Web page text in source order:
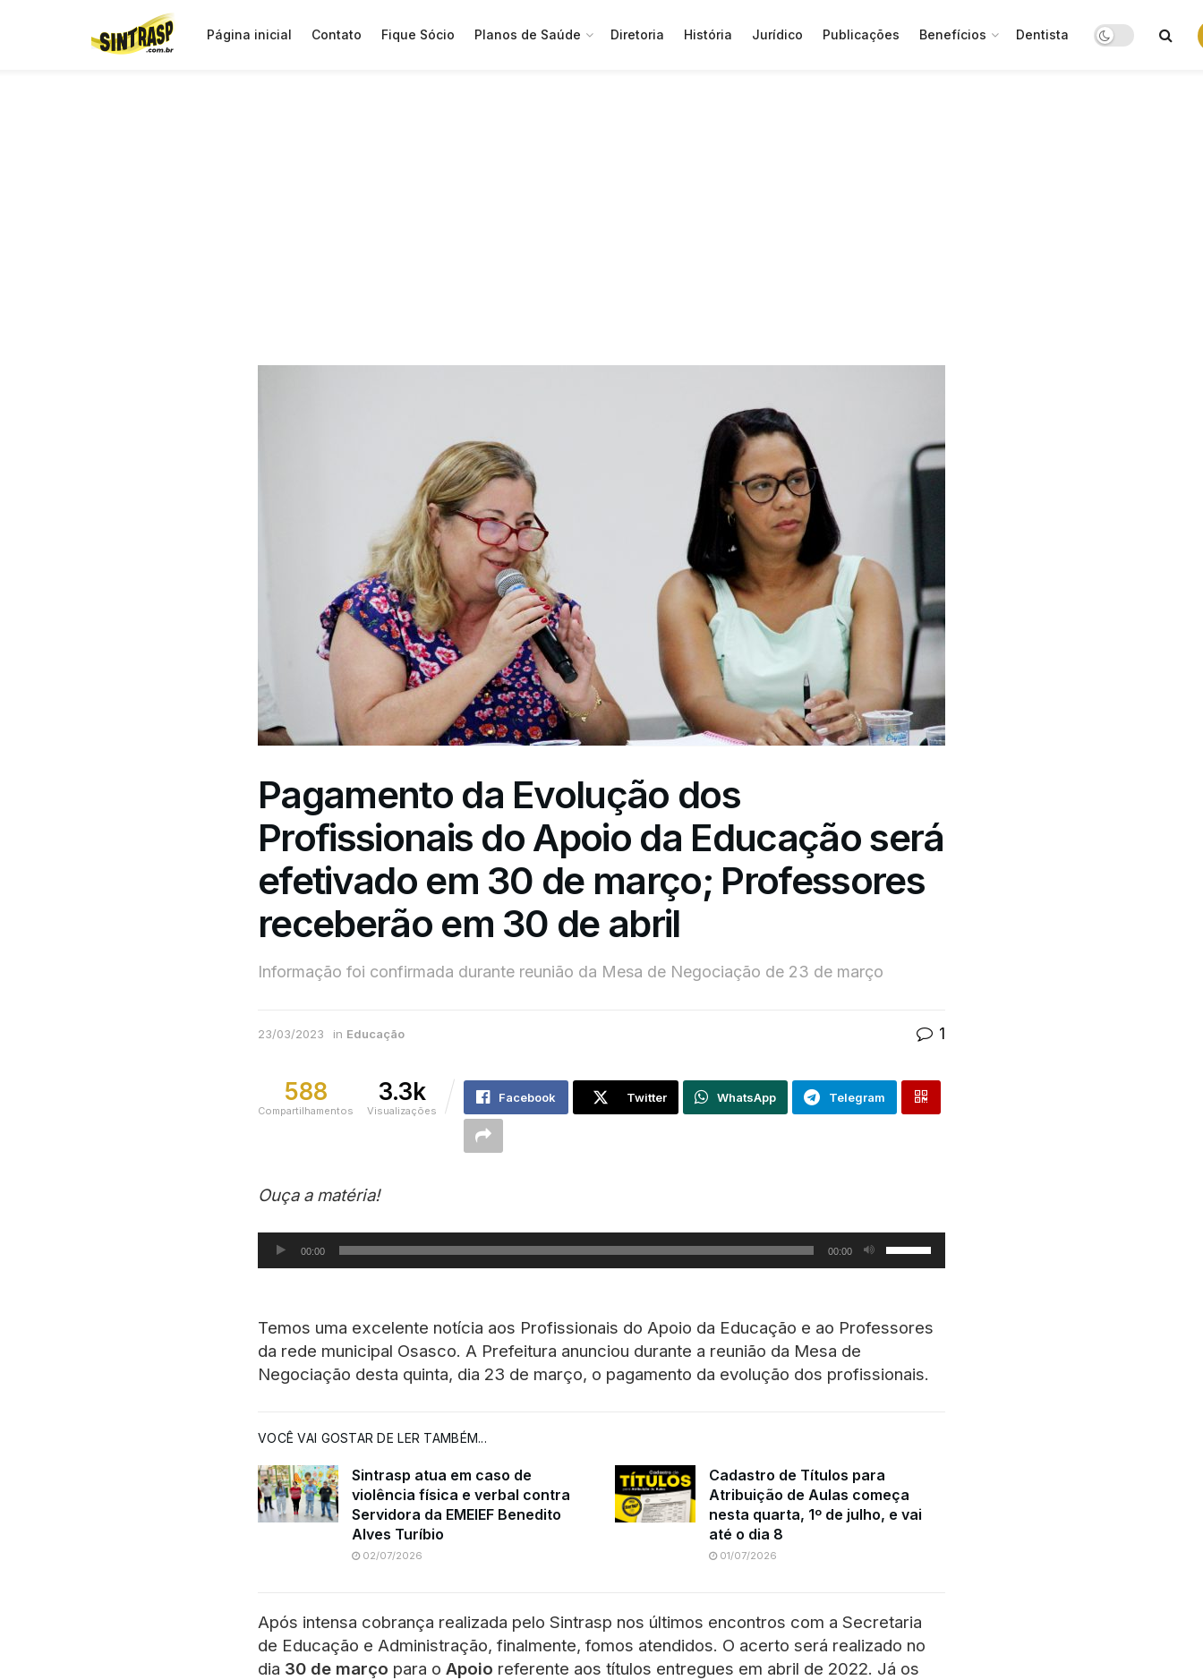
Página inicial Contato Fique Sócio Planos de Saúde Diretoria História Jurídico Publicações Benefícios Dentista
Pagamento da Evolução dos
Profissionais do Apoio da Educação será
efetivado em 30 de março; Professores
receberão em 30 de abril
Informação foi confirmada durante reunião da Mesa de Negociação de 23 de março
23/03/2023 in Educação 1
588
Compartilhamentos
3.3k
Visualizações
Facebook Twitter WhatsApp Telegram
Ouça a matéria!
Tocador de áudio
00:00 00:00
as
cima
para
diminuir
o
Temos uma excelente notícia aos Profissionais do Apoio da Educação e ao Professores
da rede municipal Osasco. A Prefeitura anunciou durante a reunião da Mesa de
Negociação desta quinta, dia 23 de março, o pagamento da evolução dos profissionais.
VOCÊ VAI GOSTAR DE LER TAMBÉM...
Sintrasp atua em caso de
violência física e verbal contra
Servidora da EMEIEF Benedito
Alves Turíbio
02/07/2026
Cadastro de Títulos para
Atribuição de Aulas começa
nesta quarta, 1º de julho, e vai
até o dia 8
01/07/2026
Após intensa cobrança realizada pelo Sintrasp nos últimos encontros com a Secretaria
de Educação e Administração, finalmente, fomos atendidos. O acerto será realizado no
dia 30 de março para o Apoio referente aos títulos entregues em abril de 2022. Já os